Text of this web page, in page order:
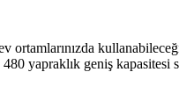
ortamlarınızda
yapraklık geniş kapasitesi